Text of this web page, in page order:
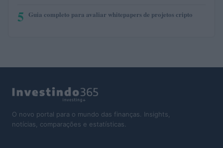
5 Guia completo para avaliar whitepapers de projetos cripto
O novo portal para o mundo das finanças. Insights,
notícias, comparações e estatísticas.